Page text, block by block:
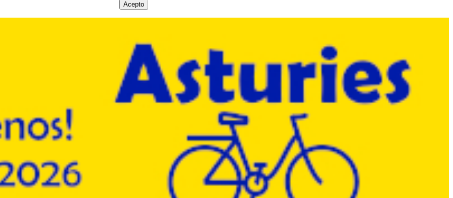
Acepto